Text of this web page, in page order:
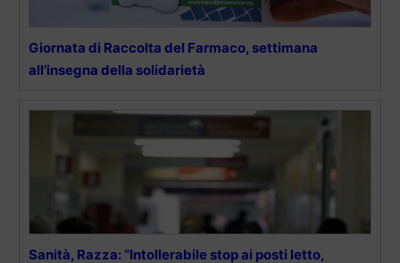
Giornata di Raccolta del Farmaco, settimana
all’insegna della solidarietà
Sanità, Razza: “Intollerabile stop ai posti letto,